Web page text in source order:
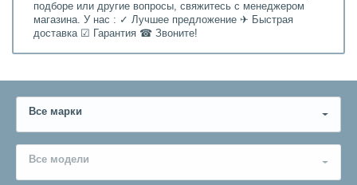
подборе или другие вопросы, свяжитесь с менеджером
магазина. У нас : ✓ Лучшее предложение ✈ Быстрая
доставка ☑ Гарантия ☎ Звоните!
Все марки
Все модели